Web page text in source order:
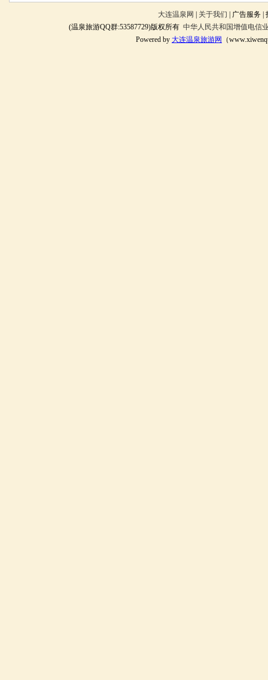
大连温泉网 关于我们 | 广告服务
(温泉旅游QQ群:53587729)版权所有 中华人民共和国增值电信
Powered by 大连温泉旅游网 （